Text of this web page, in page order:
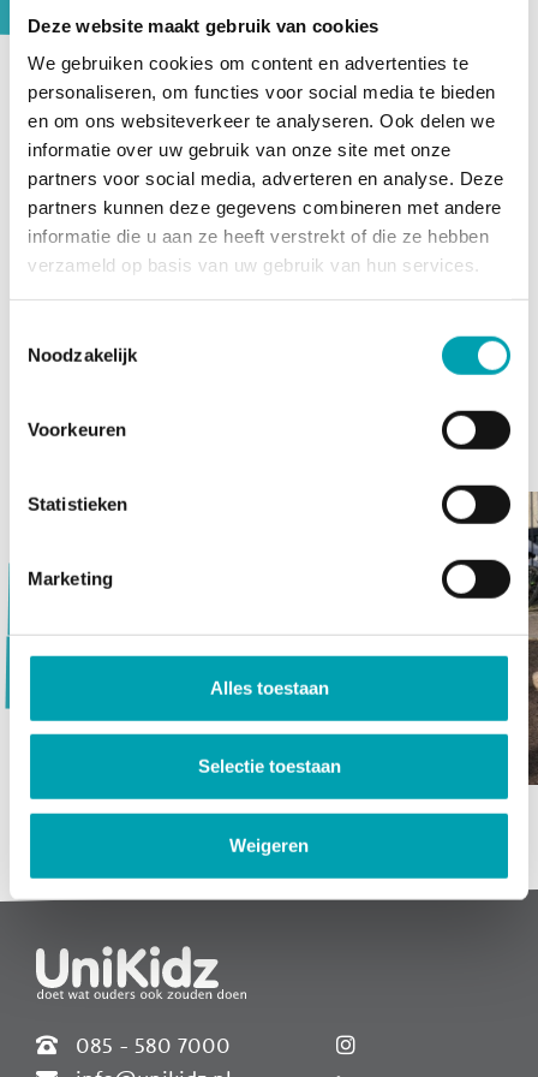
Deze website maakt gebruik van cookies
We gebruiken cookies om content en advertenties te
personaliseren, om functies voor social media te bieden
en om ons websiteverkeer te analyseren. Ook delen we
informatie over uw gebruik van onze site met onze
partners voor social media, adverteren en analyse. Deze
partners kunnen deze gegevens combineren met andere
informatie die u aan ze heeft verstrekt of die ze hebben
verzameld op basis van uw gebruik van hun services.
Noodzakelijk
Voorkeuren
Statistieken
Marketing
Alles toestaan
Selectie toestaan
Weigeren
UniKidz Kade is located inside De Poseidon primary
school. This means that we have access to the school
facilities in addition to our own classrooms. Our children
make use of the following facilities:
pre-school, early-school education and after-
sports hall / theatre hall / dance hall
play area
Widgets
085 - 580 7000